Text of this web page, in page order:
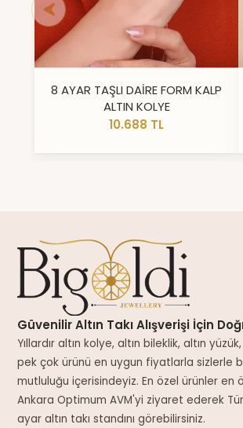
8 AYAR TAŞLI DAİRE FORM KALP
ALTIN KOLYE
10.688 TL
Güvenilir Altın Takı Alışverişi İçin
Yıllardır altın kolye, altın bileklik, altın
pek çok ürünü en uygun fiyatlarla sizlerle
mutluluğu içerisindeyiz. En özel ürünler en
Ankara Optimum AVM'yi ziyaret ederek
ayar altın takı standını görebilirsiniz.